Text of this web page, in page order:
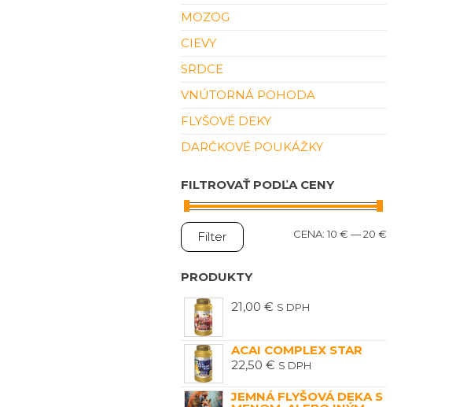
MOZOG
CIEVY
SRDCE
VNÚTORNÁ POHODA
FLYŠOVÉ DEKY
DARČKOVÉ POUKÁŽKY
FILTROVAŤ PODĽA CENY
Filter CENA: 10 € —20 €
PRODUKTY
21,00 € S DPH
ACAI COMPLEX STAR
22,50 € S DPH
JEMNÁ FLYŠOVÁ DEKA S